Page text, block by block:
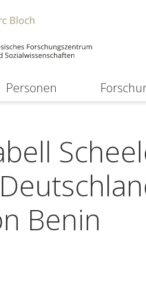
Personen
Benin